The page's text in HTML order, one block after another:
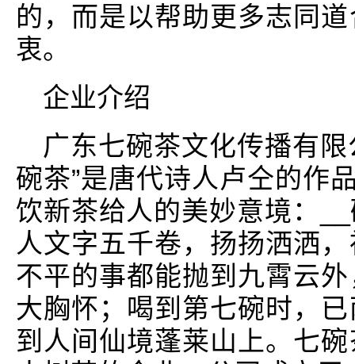
的，而是以帮助更多志同
衷。
企业介绍
广东七碗茶文化传播有限
碗茶”是唐代诗人卢仝的作
饮新茶给人的美妙意境：
人文字五千卷，扬扬洒洒
不平的事都能抛到九霄云
大胸怀；喝到第七碗时，
到人间仙境蓬莱山上。七